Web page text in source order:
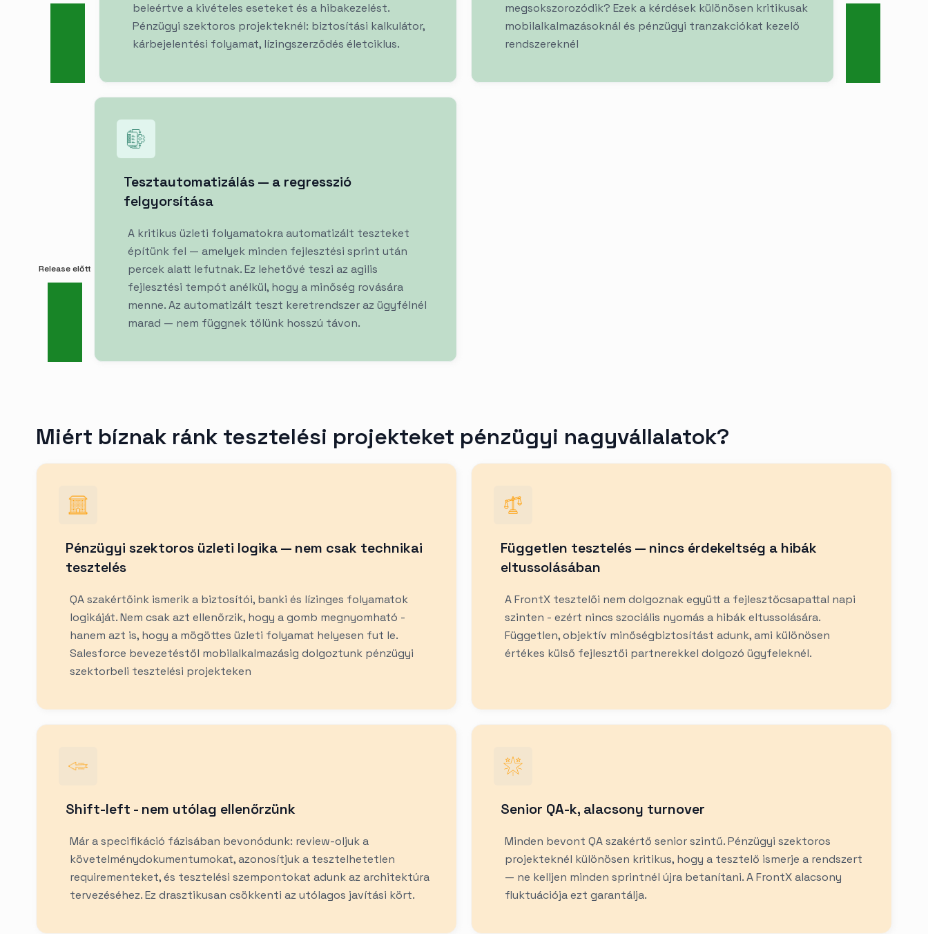
beleértve a kivételes eseteket és a hibakezelést.
Pénzügyi szektoros projekteknél: biztosítási kalkulátor,
kárbejelentési folyamat, lízingszerződés életciklus.
megsokszorozódik? Ezek a kérdések különösen kritikusak
mobilalkalmazásoknál és pénzügyi tranzakciókat kezelő
rendszereknél
Release előtt
Tesztautomatizálás — a regresszió
felgyorsítása
A kritikus üzleti folyamatokra automatizált teszteket
építünk fel — amelyek minden fejlesztési sprint után
percek alatt lefutnak. Ez lehetővé teszi az agilis
fejlesztési tempót anélkül, hogy a minőség rovására
menne. Az automatizált teszt keretrendszer az ügyfélnél
marad — nem függnek tőlünk hosszú távon.
Miért bíznak ránk tesztelési projekteket pénzügyi nagyvállalatok?
Pénzügyi szektoros üzleti logika — nem csak technikai
tesztelés
QA szakértőink ismerik a biztosítói, banki és lízinges folyamatok
logikáját. Nem csak azt ellenőrzik, hogy a gomb megnyomható -
hanem azt is, hogy a mögöttes üzleti folyamat helyesen fut le.
Salesforce bevezetéstől mobilalkalmazásig dolgoztunk pénzügyi
szektorbeli tesztelési projekteken
Független tesztelés — nincs érdekeltség a hibák
eltussolásában
A FrontX tesztelői nem dolgoznak együtt a fejlesztőcsapattal napi
szinten - ezért nincs szociális nyomás a hibák eltussolására.
Független, objektív minőségbiztosítást adunk, ami különösen
értékes külső fejlesztői partnerekkel dolgozó ügyfeleknél.
Shift-left - nem utólag ellenőrzünk
Már a specifikáció fázisában bevonódunk: review-oljuk a
követelménydokumentumokat, azonosítjuk a tesztelhetetlen
requirementeket, és tesztelési szempontokat adunk az architektúra
tervezéséhez. Ez drasztikusan csökkenti az utólagos javítási kört.
Senior QA-k, alacsony turnover
Minden bevont QA szakértő senior szintű. Pénzügyi szektoros
projekteknél különösen kritikus, hogy a tesztelő ismerje a rendszert
— ne kelljen minden sprintnél újra betanítani. A FrontX alacsony
fluktuációja ezt garantálja.